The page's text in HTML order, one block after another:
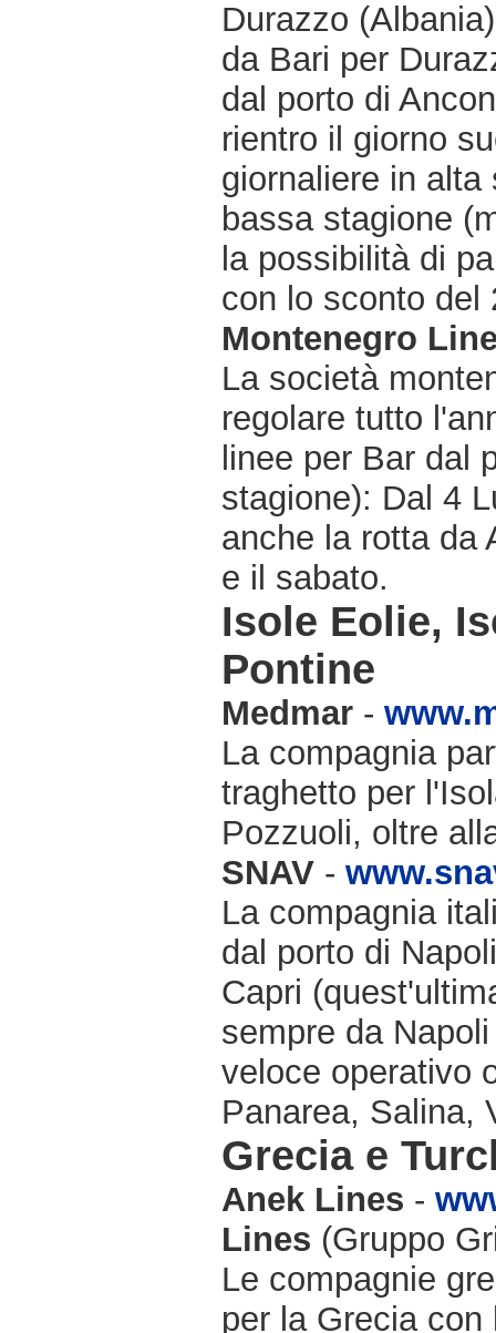
Durazzo
da Bari per
dal porto di
rientro il giorno
giornaliere in
bassa stagione
la possibilità di
con lo sconto del
Montenegro
La società
regolare tutto
linee per Bar dal
stagione): Dal 4
anche la rotta da
e il sabato.
Isole Eolie,
Pontine
Medmar -
La compagnia
traghetto per
Pozzuoli, oltre
SNAV -
La compagnia
dal porto di
Capri
sempre da
veloce operativo
Panarea, Salina,
Grecia e
Anek Lines -
Lines (Gruppo
Le compagnie
per la Grecia